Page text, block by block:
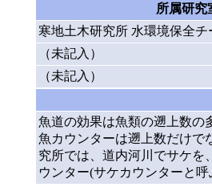
所属研究
寒地土木研究所 水環境保全チ
（未記入）
（未記入）
魚道の効果は魚類の遡上数の
魚カウンターは遡上数だけで
究所では、道内河川でサケを
ウンター(サケカウンターと